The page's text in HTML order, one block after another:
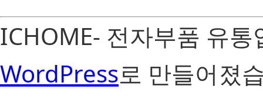
ICHOME- 전자부품 유
WordPress로 만들어졌